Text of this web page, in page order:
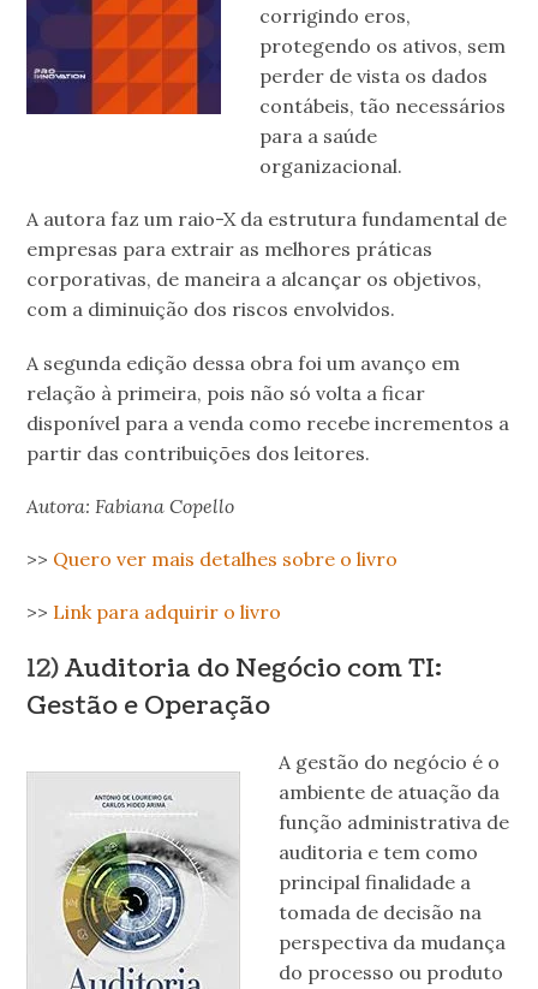
corrigindo eros,
protegendo os ativos, sem
perder de vista os dados
contábeis, tão necessários
para a saúde
organizacional.
A autora faz um raio-X da estrutura fundamental de
empresas para extrair as melhores práticas
corporativas, de maneira a alcançar os objetivos,
com a diminuição dos riscos envolvidos.
A segunda edição dessa obra foi um avanço em
relação à primeira, pois não só volta a ficar
disponível para a venda como recebe incrementos a
partir das contribuições dos leitores.
Autora: Fabiana Copello
>> Quero ver mais detalhes sobre o livro
>> Link para adquirir o livro
12)Auditoria do Negócio com TI:
Gestão e Operação
A gestão do negócio é o
ambiente de atuação da
função administrativa de
auditoria e tem como
principal finalidade a
tomada de decisão na
perspectiva da mudança
do processo ou produto